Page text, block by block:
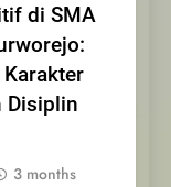
di SMA
Disiplin
3 months